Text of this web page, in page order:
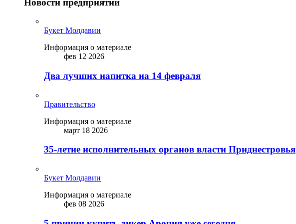
Букет Молдавии
Информация о материале
фев 12 2026
Два лучших напитка на 14 февраля
Правительство
Информация о материале
март 18 2026
35-летие исполнительных органов власти Приднестровья
Букет Молдавии
Информация о материале
фев 08 2026